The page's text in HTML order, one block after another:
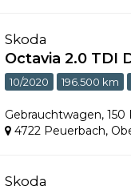
Skoda
Octavia 2.0 TDI
10/2020 196.500 km
Gebrauchtwagen,150
4722 Peuerbach,
Skoda